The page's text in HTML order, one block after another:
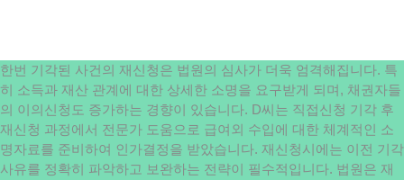
한번 기각된 사건의 재신청은 법원의 심사가 더욱 엄격해집니다. 특
히 소득과 재산 관계에 대한 상세한 소명을 요구받게 되며, 채권자들
의 이의신청도 증가하는 경향이 있습니다. D씨는 직접신청 기각 후
재신청 과정에서 전문가 도움으로 급여외 수입에 대한 체계적인 소
명자료를 준비하여 인가결정을 받았습니다. 재신청시에는 이전 기각
사유를 정확히 파악하고 보완하는 전략이 필수적입니다. 법원은 재